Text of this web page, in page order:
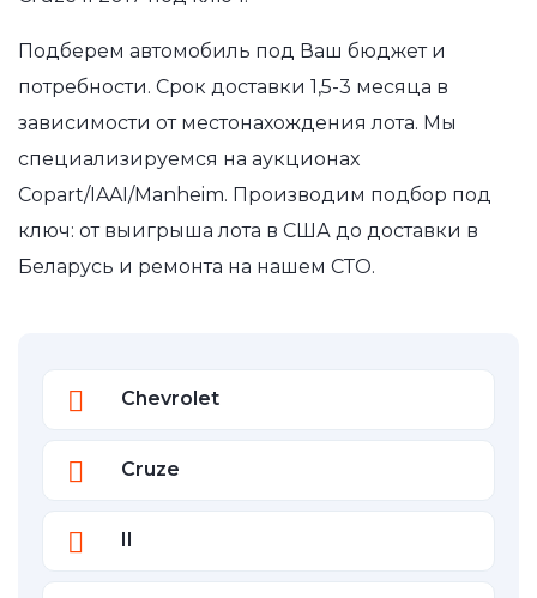
Подберем автомобиль под Ваш бюджет и
потребности. Срок доставки 1,5-3 месяца в
зависимости от местонахождения лота. Мы
специализируемся на аукционах
Copart/IAAI/Manheim. Производим подбор под
ключ: от выигрыша лота в США до доставки в
Беларусь и ремонта на нашем СТО.
Chevrolet
Cruze
II